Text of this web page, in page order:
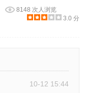
提供了
你可以试一下。
8148 次人浏览
3.0 分
10-12 15:44